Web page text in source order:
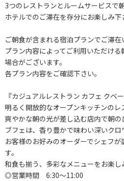
3つのレストランとルームサービスで
ホテルでのご滞在を存分にお楽しみ下
ご朝食が含まれる宿泊プランでご滞在
プラン内容によってご利用いただけ
場合がございます。
各プラン内容をご確認下さい。
『カジュアルレストラン カフェ クベー
明るく開放的なオープンキッチンのレ
爽やかな朝の光が差し込む店内で朝の
ブフェは、香り豊かで味わい深いクロ
お客様のお好みのオーダーでシェフ
す。
和食も揃う、多彩なメニューをお楽し
◎営業時間 6:30～11:00